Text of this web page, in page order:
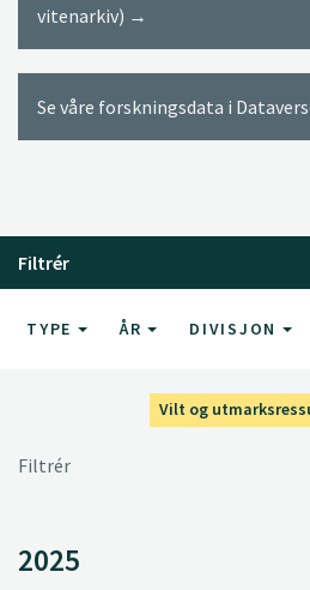
vitenarkiv) →
Se våre forskningsdata i
Filtrér
TYPE ÅR DIVISJON
Vilt og
Filtrér
2025